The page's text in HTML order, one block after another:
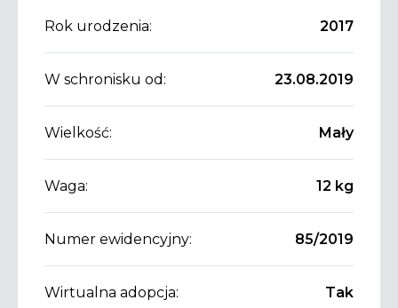
Rok urodzenia: 2017
W schronisku od: 23.08.2019
Wielkość: Mały
Waga: 12 kg
Numer ewidencyjny: 85/2019
Wirtualna adopcja: Tak